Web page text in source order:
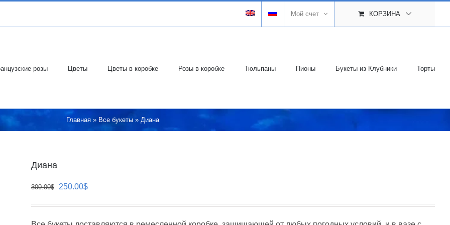
Мой счет КОРЗИНА
розы Цветы Цветы в коробке Розы в коробке Тюльпаны Пионы Букеты из Клубники Торты
Главная» Все букеты» Диана
Диана
300.00$
Первоначальная
250.00$Текущая